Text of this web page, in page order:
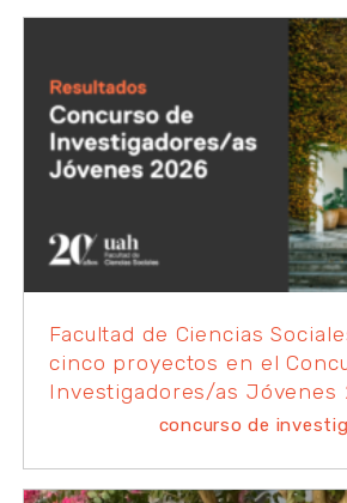
Facultad de Ciencias
cinco proyectos en el
Investigadores/as Jóvenes
concurso de